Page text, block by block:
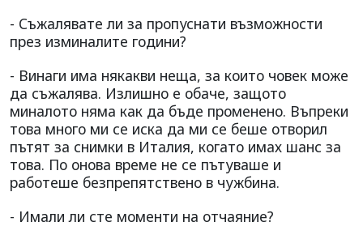
- Съжалявате ли за пропуснати възможности
през изминалите години?
- Винаги има някакви неща, за които човек може
да съжалява. Излишно е обаче, защото
миналото няма как да бъде променено. Въпреки
това много ми се иска да ми се беше отворил
пътят за снимки в Италия, когато имах шанс за
това. По онова време не се пътуваше и
работеше безпрепятствено в чужбина.
- Имали ли сте моменти на отчаяние?